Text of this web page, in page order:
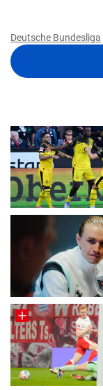
Deutsche Bundesliga